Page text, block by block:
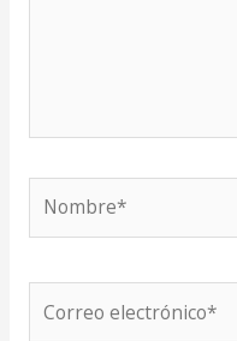
electrónico*